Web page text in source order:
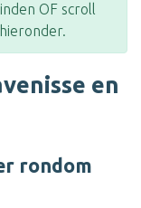
OF scroll
en
rondom